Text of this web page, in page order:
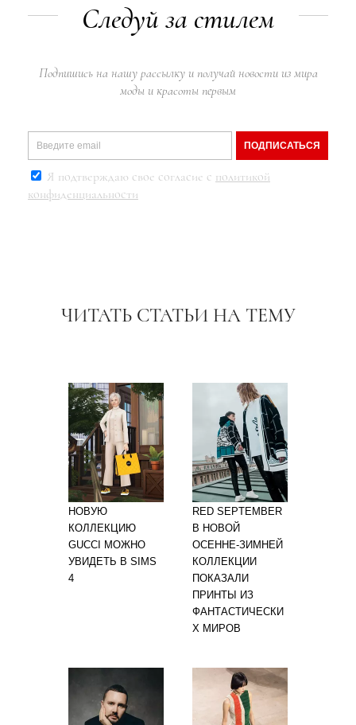
Следуй за стилем
Подпишись на нашу рассылку и получай новости из мира
моды и красоты первым
ПОДПИСАТЬСЯ
Я подтверждаю свое согласие с политикой
конфиденциальности
ЧИТАТЬ СТАТЬИ НА ТЕМУ
НОВУЮ
КОЛЛЕКЦИЮ
GUCCI МОЖНО
УВИДЕТЬ В SIMS
4
RED SEPTEMBER
В НОВОЙ
ОСЕННЕ-ЗИМНЕЙ
КОЛЛЕКЦИИ
ПОКАЗАЛИ
ПРИНТЫ ИЗ
ФАНТАСТИЧЕСКИ
Х МИРОВ